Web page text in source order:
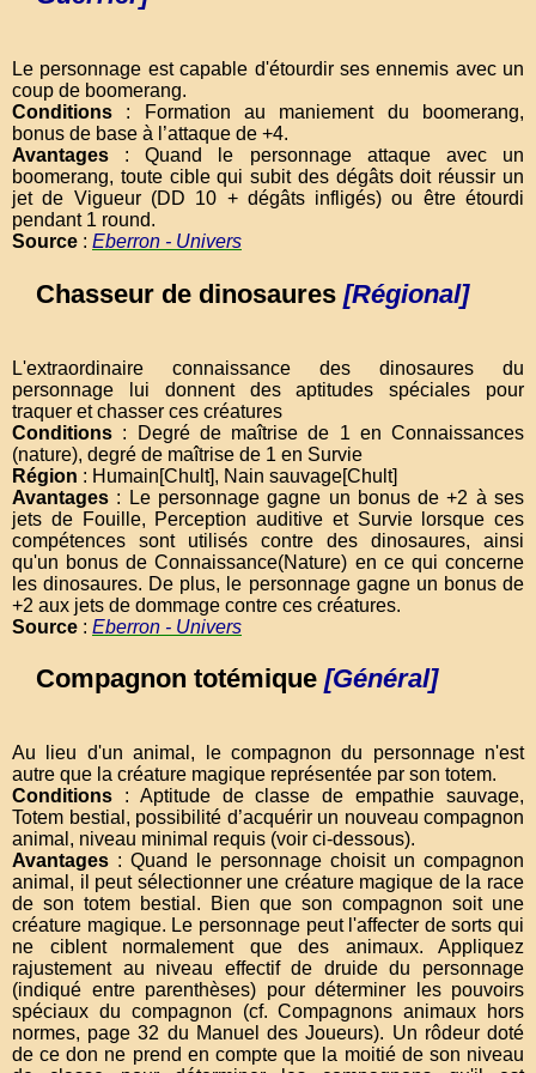
Le personnage est capable d'étourdir ses ennemis avec un
coup de boomerang.
Conditions : Formation au maniement du boomerang,
bonus de base à l’attaque de +4.
Avantages : Quand le personnage attaque avec un
boomerang, toute cible qui subit des dégâts doit réussir un
jet de Vigueur (DD 10 + dégâts infligés) ou être étourdi
pendant 1 round.
Source : Eberron - Univers
Chasseur de dinosaures [Régional]
L'extraordinaire connaissance des dinosaures du
personnage lui donnent des aptitudes spéciales pour
traquer et chasser ces créatures
Conditions : Degré de maîtrise de 1 en Connaissances
(nature), degré de maîtrise de 1 en Survie
Région : Humain[Chult], Nain sauvage[Chult]
Avantages : Le personnage gagne un bonus de +2 à ses
jets de Fouille, Perception auditive et Survie lorsque ces
compétences sont utilisés contre des dinosaures, ainsi
qu'un bonus de Connaissance(Nature) en ce qui concerne
les dinosaures. De plus, le personnage gagne un bonus de
+2 aux jets de dommage contre ces créatures.
Source : Eberron - Univers
Compagnon totémique [Général]
Au lieu d'un animal, le compagnon du personnage n'est
autre que la créature magique représentée par son totem.
Conditions : Aptitude de classe de empathie sauvage,
Totem bestial, possibilité d’acquérir un nouveau compagnon
animal, niveau minimal requis (voir ci-dessous).
Avantages : Quand le personnage choisit un compagnon
animal, il peut sélectionner une créature magique de la race
de son totem bestial. Bien que son compagnon soit une
créature magique. Le personnage peut l'affecter de sorts qui
ne ciblent normalement que des animaux. Appliquez
rajustement au niveau effectif de druide du personnage
(indiqué entre parenthèses) pour déterminer les pouvoirs
spéciaux du compagnon (cf. Compagnons animaux hors
normes, page 32 du Manuel des Joueurs). Un rôdeur doté
de ce don ne prend en compte que la moitié de son niveau